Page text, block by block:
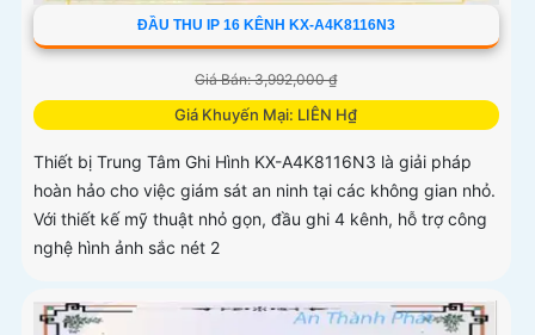
ĐẦU THU IP 16 KÊNH KX-A4K8116N3
Giá Bán: 3,992,000 ₫
Giá Khuyến Mại: LIÊN H₫
Thiết bị Trung Tâm Ghi Hình KX-A4K8116N3 là giải pháp
hoàn hảo cho việc giám sát an ninh tại các không gian nhỏ.
Với thiết kế mỹ thuật nhỏ gọn, đầu ghi 4 kênh, hỗ trợ công
nghệ hình ảnh sắc nét 2